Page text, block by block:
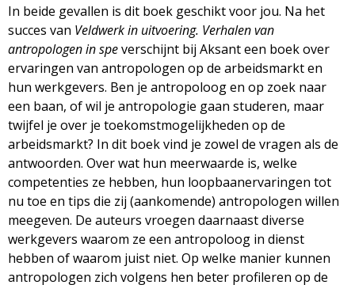
g
a
z
i
n
e
In beide gevallen is dit boek geschikt voor jou. Na het
succes van Veldwerk in uitvoering. Verhalen van
antropologen in speverschijnt bij Aksant een boek over
ervaringen van antropologen op de arbeidsmarkt en
hun werkgevers. Ben je antropoloog en op zoek naar
een baan, of wil je antropologie gaan studeren, maar
twijfel je over je toekomstmogelijkheden op de
arbeidsmarkt? In dit boek vind je zowel de vragen als de
antwoorden. Over wat hun meerwaarde is, welke
competenties ze hebben, hun loopbaanervaringen tot
nu toe en tips die zij (aankomende) antropologen willen
meegeven. De auteurs vroegen daarnaast diverse
werkgevers waarom ze een antropoloog in dienst
hebben of waarom juist niet. Op welke manier kunnen
antropologen zich volgens hen beter profileren op de